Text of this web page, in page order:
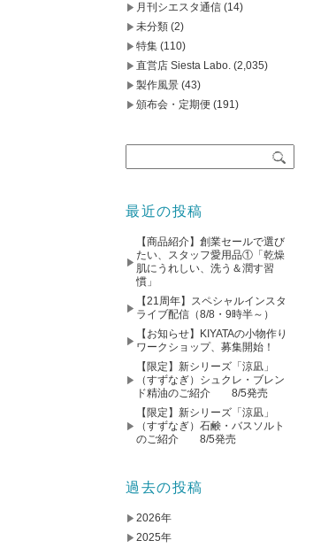
月刊シエスタ通信 (14)
未分類 (2)
特集 (110)
直営店 Siesta Labo. (2,035)
製作風景 (43)
頒布会・定期便 (191)
最近の投稿
【商品紹介】創業セールで選び
たい、スタッフ愛用品①「乾燥
肌にうれしい、洗う＆潤す習
慣」
【21周年】スペシャルインスタ
ライブ配信（8/8・9時半～）
【お知らせ】KIYATAの小物作り
ワークショップ、募集開始！
【限定】新シリーズ「涼凪」
（すずなぎ）シュクレ・ブレン
ド精油のご紹介 8/5発売
【限定】新シリーズ「涼凪」
（すずなぎ）石鹸・バスソルト
のご紹介 8/5発売
過去の投稿
2026年
2025年